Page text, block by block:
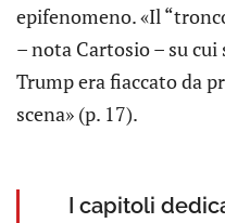
epifenomeno. «Il
– nota Cartosio – su
Trump era fiaccato da
scena» (p. 17).
I capitoli